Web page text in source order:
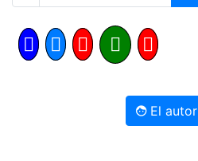
El autor